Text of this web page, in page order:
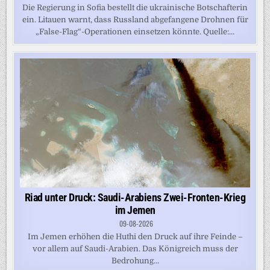
Die Regierung in Sofia bestellt die ukrainische Botschafterin
ein. Litauen warnt, dass Russland abgefangene Drohnen für
„False-Flag“-Operationen einsetzen könnte. Quelle:...
Riad unter Druck: Saudi-Arabiens Zwei-Fronten-Krieg
im Jemen
09-08-2026
Im Jemen erhöhen die Huthi den Druck auf ihre Feinde –
vor allem auf Saudi-Arabien. Das Königreich muss der
Bedrohung...